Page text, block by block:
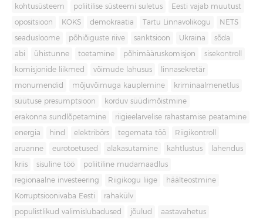
kohtusüsteem poliitilise süsteemi suletus Eesti vajab muutust
opositsioon KOKS demokraatia Tartu Linnavolikogu NETS
seadusloome põhiõiguste riive sanktsioon Ukraina sõda
abi ühistunne toetamine põhimääruskomisjon sisekontroll
komisjonide liikmed võimude lahusus linnasekretär
monumendid mõjuvõimuga kauplemine kriminaalmenetlus
süütuse presumptsioon korduv süüdimõistmine
erakonna sundlõpetamine riigieelarvelise rahastamise peatamine
energia hind elektribörs tegemata töö Riigikontroll
aruanne eurotoetused alakasutamine kahtlustus lahendus
kriis sisuline töö poliitiline mudamaadlus
regionaalne investeering Riigikogu liige häälteostmine
Korruptsioonivaba Eesti rahakülv
populistlikud valimislubadused jõulud aastavahetus